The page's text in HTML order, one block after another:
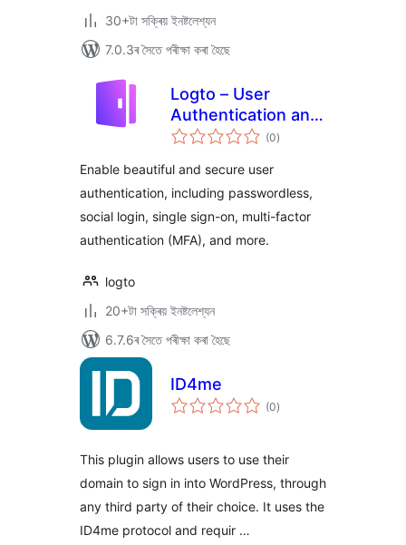
30+টা সক্ৰিয় ইনষ্টলেশ্যন
7.0.3ৰ সৈতে পৰীক্ষা কৰা হৈছে
Logto – User
Authentication and
Authorization
(0টা
মুঠ)
Enable beautiful and secure user
authentication, including passwordless,
social login, single sign-on, multi-factor
authentication (MFA), and more.
logto
20+টা সক্ৰিয় ইনষ্টলেশ্যন
6.7.6ৰ সৈতে পৰীক্ষা কৰা হৈছে
ID4me
(0টা
মুঠ)
This plugin allows users to use their
domain to sign in into WordPress, through
any third party of their choice. It uses the
ID4me protocol and requir …